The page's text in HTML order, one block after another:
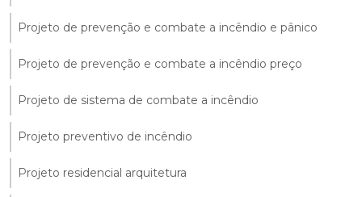
Projeto de prevenção e combate a incêndio e pânico
Projeto de prevenção e combate a incêndio preço
Projeto de sistema de combate a incêndio
Projeto preventivo de incêndio
Projeto residencial arquitetura